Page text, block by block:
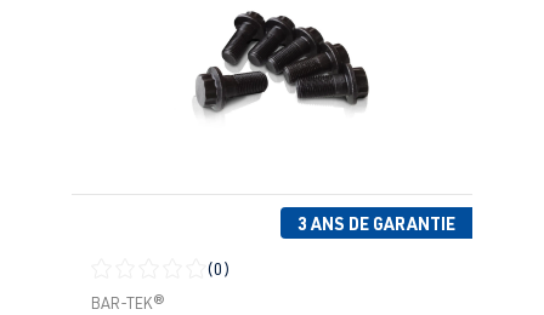
3 ANS DE GARANTIE
Note moyenne de 0 sur 5 étoiles
(0)
BAR-TEK®